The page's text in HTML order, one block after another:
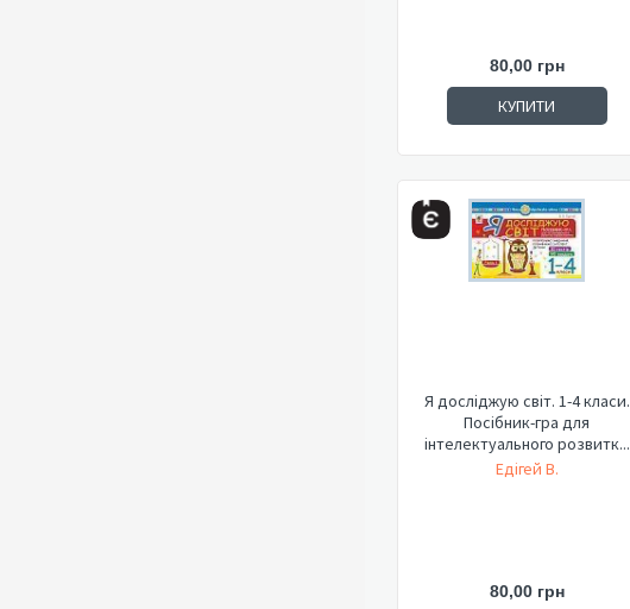
80,00 грн
КУПИТИ
Я досліджую світ. 1-4 класи.
Посібник-гра для
інтелектуального розвитк...
Едігей В.
80,00 грн